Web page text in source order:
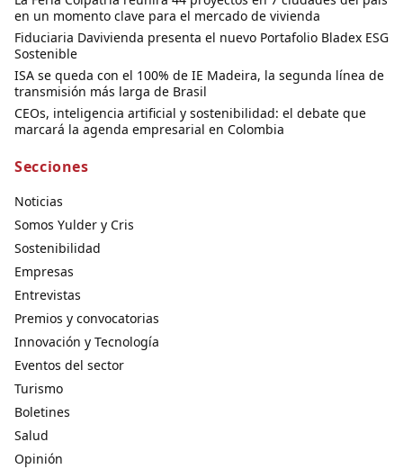
en un momento clave para el mercado de vivienda
Fiduciaria Davivienda presenta el nuevo Portafolio Bladex ESG
Sostenible
ISA se queda con el 100% de IE Madeira, la segunda línea de
transmisión más larga de Brasil
CEOs, inteligencia artificial y sostenibilidad: el debate que
marcará la agenda empresarial en Colombia
Secciones
Noticias
Somos Yulder y Cris
Sostenibilidad
Empresas
Entrevistas
Premios y convocatorias
Innovación y Tecnología
Eventos del sector
Turismo
Boletines
Salud
Opinión